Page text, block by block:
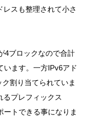
スも整理されて小さ
4ブロックなので合計
います。一方IPv6アド
割り当てられていま
るプレフィックス
ートできる事になりま